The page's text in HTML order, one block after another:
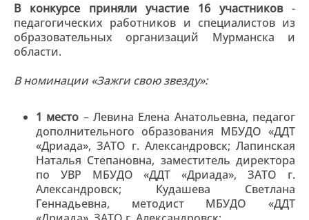
В конкурсе приняли участие 16 участников-
педагогических работников и специалистов из
образовательных организаций Мурманска и
области.
В номинации «Зажги свою звезду»:
1 место – Левина Елена Анатольевна, педагог
дополнительного образования МБУДО «ДДТ
«Дриада», ЗАТО г. Александровск; Лапинская
Наталья Степановна, заместитель директора
по УВР МБУДО «ДДТ «Дриада», ЗАТО г.
Александровск; Кудашева Светлана
Геннадьевна, методист МБУДО «ДДТ